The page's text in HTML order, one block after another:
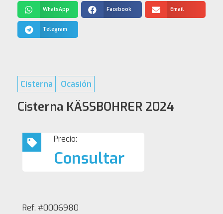
WhatsApp Facebook Email
Telegram
Cisterna Ocasión
Cisterna KÄSSBOHRER 2024
Precio:
Consultar
Ref. #0006980